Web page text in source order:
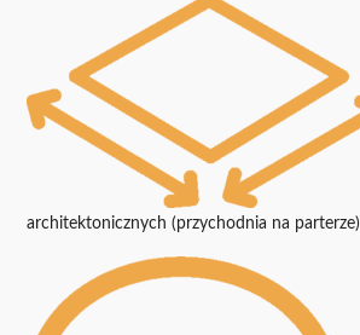
architektonicznych (przychodnia na parterze)